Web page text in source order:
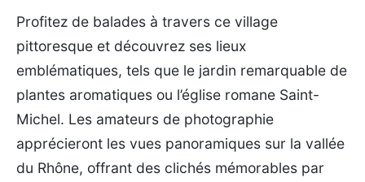
Profitez de balades à travers ce village
pittoresque et découvrez ses lieux
emblématiques, tels que le jardin remarquable de
plantes aromatiques ou l’église romane Saint-
Michel. Les amateurs de photographie
apprécieront les vues panoramiques sur la vallée
du Rhône, offrant des clichés mémorables par